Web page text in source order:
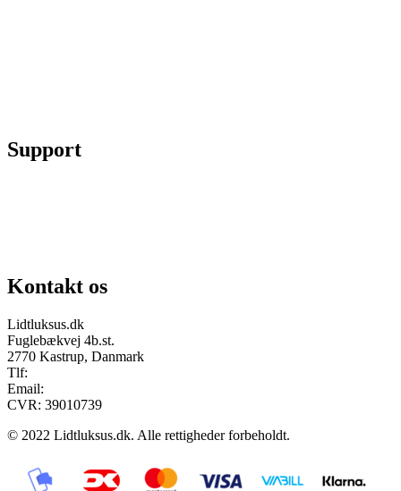
Support
Kontakt os
Lidtluksus.dk
Fuglebækvej 4b.st.
2770 Kastrup, Danmark
Tlf:
Email:
CVR: 39010739
© 2022 Lidtluksus.dk. Alle rettigheder forbeholdt.